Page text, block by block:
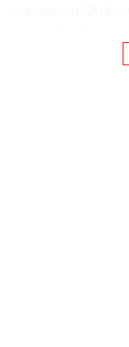
หลับ โภชนาการเฉ